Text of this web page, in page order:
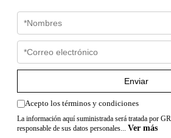
Enviar
Acepto los términos y condiciones
La información aquí suministrada será tratada por
responsable de sus datos personales... Ver más